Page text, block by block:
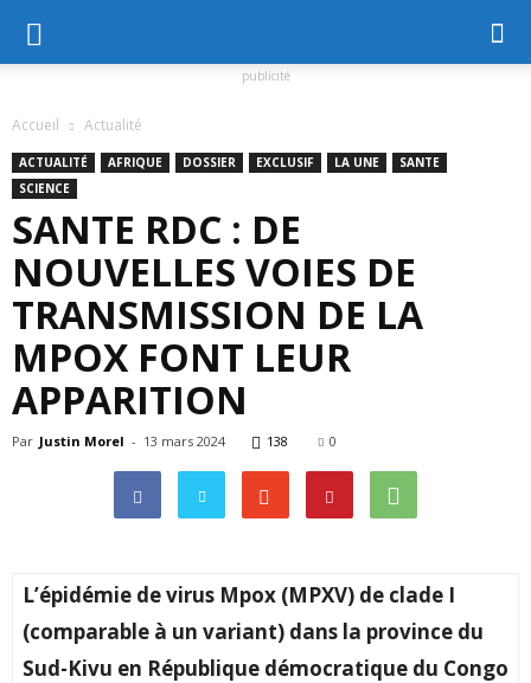
publicité
Accueil Actualité
ACTUALITÉ AFRIQUE DOSSIER EXCLUSIF LA UNE
SANTE
SCIENCE
SANTE RDC : DE
NOUVELLES VOIES DE
TRANSMISSION DE LA
MPOX FONT LEUR
APPARITION
Par Justin Morel - 13 mars 2024 138 0
L’épidémie de virus Mpox (MPXV) de clade I
(comparable à un variant) dans la province du
Sud-Kivu en République démocratique du Congo